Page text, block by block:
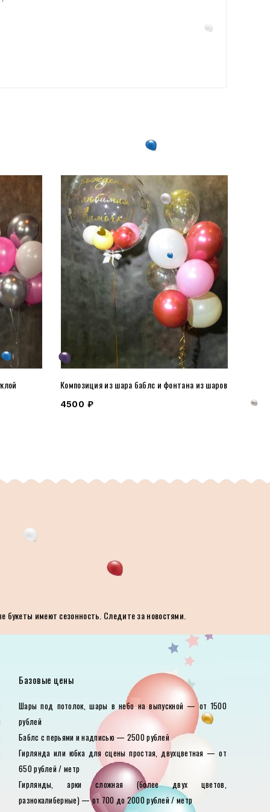
Композиция из шара баблс и фонтана из шаров
4500 ₽
имеют сезонность. Следите за новостями.
Базовые цены
Шары под потолок, шары в небо на выпускной — от 1500
рублей
Баблс с перьями и надписью — 2500 рублей
Гирлянда или юбка для сцены простая, двухцветная — от
650 рублей / метр
Гирлянды, арки сложная (более двух цветов,
разнокалиберные) — от 700 до 2000 рублей / метр